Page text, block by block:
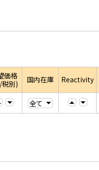
価格
別)
国内在庫 Reactivity